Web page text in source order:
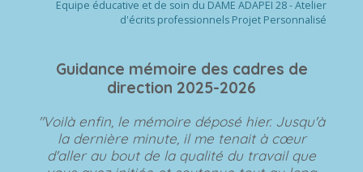
Equipe éducative et de soin du DAME ADAPEI 28 - Atelier
d'écrits professionnels Projet Personnalisé
Guidance mémoire des cadres de
direction 2025-2026
"Voilà enfin, le mémoire déposé hier. Jusqu'à
la dernière minute, il me tenait à cœur
d'aller au bout de la qualité du travail que